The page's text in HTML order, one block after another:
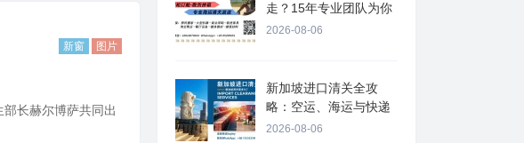
新窗 图片
长赫尔博萨共同出
走？15年专业团队为你
2026-08-06
新加坡进口清关全攻
略：空运、海运与快递
如
2026-08-06